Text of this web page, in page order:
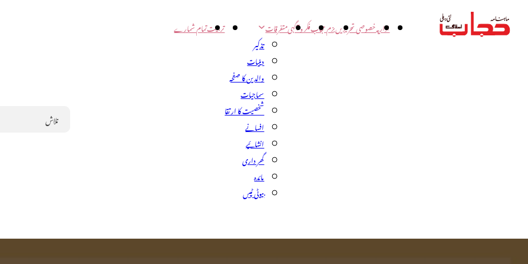
اداریہخصوصی تحریریںبزم حجابفکر و آگہیمتفرقات
تذکیر
دینیات
والدین کا صفحہ
سماجیات
شخصیت کا ارتقا
افسانے
انشائیے
گھر داری
مائدہ
بیوٹی ٹپس
تربیتتمام شمارے
Search